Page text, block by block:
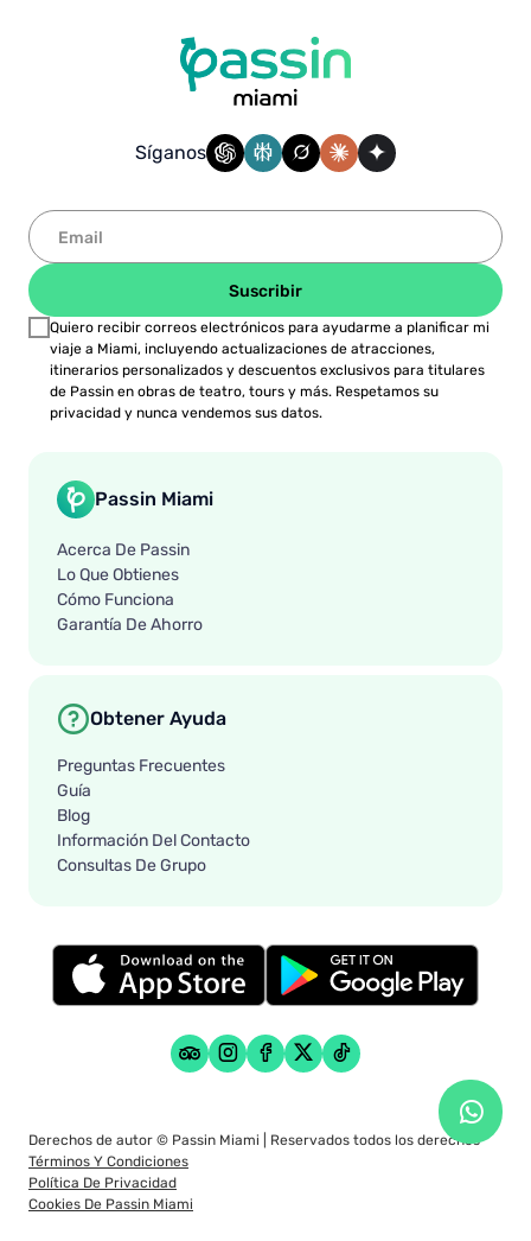
Síganos
Suscribir
Quiero recibir correos electrónicos para ayudarme a planificar mi
viaje a Miami, incluyendo actualizaciones de atracciones,
itinerarios personalizados y descuentos exclusivos para titulares
de Passin en obras de teatro, tours y más. Respetamos su
privacidad y nunca vendemos sus datos.
Passin Miami
Acerca De Passin
Lo Que Obtienes
Cómo Funciona
Garantía De Ahorro
Obtener Ayuda
Preguntas Frecuentes
Guía
Blog
Información Del Contacto
Consultas De Grupo
Derechos de autor © Passin Miami | Reservados todos los derechos
Términos Y Condiciones
Política De Privacidad
Cookies De Passin Miami